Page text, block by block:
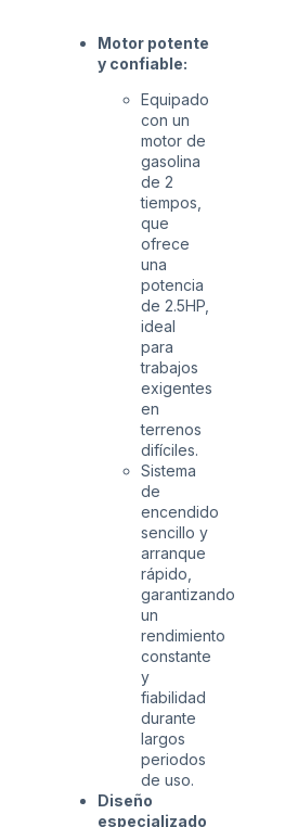
Motor potente
y confiable:
Equipado
con un
motor de
gasolina
de 2
tiempos,
que
ofrece
una
potencia
de 2.5HP,
ideal
para
trabajos
exigentes
en
terrenos
difíciles.
Sistema
de
encendido
sencillo y
arranque
rápido,
garantizando
un
rendimiento
constante
y
fiabilidad
durante
largos
periodos
de uso.
Diseño
especializado